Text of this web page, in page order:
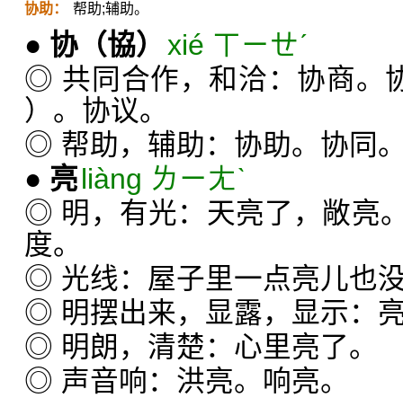
协助： 帮助;辅助。
● 协 （協） xié ㄒㄧㄝˊ
◎ 共同合作，和洽：协商。
）。协议。
◎ 帮助，辅助：协助。协同
● 亮liàng ㄌㄧㄤˋ
◎ 明，有光：天亮了，敞亮
度。
◎ 光线：屋子里一点亮儿也
◎ 明摆出来，显露，显示：
◎ 明朗，清楚：心里亮了。
◎ 声音响：洪亮。响亮。